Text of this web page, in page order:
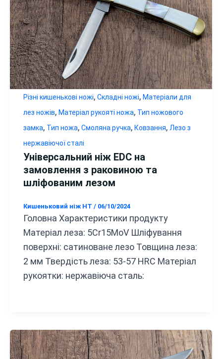
Різні кишенькові ножі, Складні ножі, Матеріали для
лез ножів, Матеріал рукояті ножа, Тип ножового
замка, Тип ножа, Смоляна ручка, Ковзання, Лезо з
нержавіючої сталі
Універсальний ніж EDC на
замовлення з раковиною та
шліфованим лезом
Кишеньковий ніж HT / 06/10/2024
Головна Характеристики продукту
Матеріал леза: 5Cr15MoV Шліфування
поверхні: сатиноване лезо Товщина леза:
2 мм Твердість леза: 53-57 HRC Матеріал
рукоятки: нержавіюча сталь: